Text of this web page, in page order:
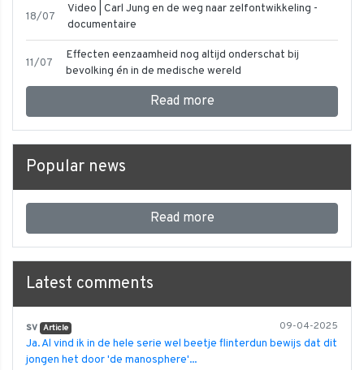
18/07
Video | Carl Jung en de weg naar zelfontwikkeling -
documentaire
11/07
Effecten eenzaamheid nog altijd onderschat bij
bevolking én in de medische wereld
Read more
Popular news
Read more
Latest comments
09-04-2025
sv Article
Ja. Al vind ik in de hele serie wel beetje flinterdun bewijs dat dit
jongen het door 'de manosphere'...